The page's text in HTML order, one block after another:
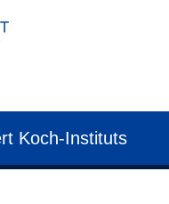
Koch-Instituts